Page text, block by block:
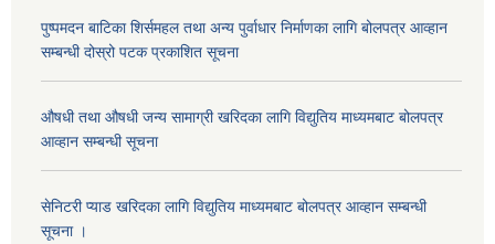
पुष्पमदन बाटिका शिर्समहल तथा अन्य पुर्वाधार निर्माणका लागि बोलपत्र आव्हान
सम्बन्धी दोस्रो पटक प्रकाशित सूचना
औषधी तथा औषधी जन्य सामाग्री खरिदका लागि विद्युतिय माध्यमबाट बोलपत्र
आव्हान सम्बन्धी सूचना
सेनिटरी प्याड खरिदका लागि विद्युतिय माध्यमबाट बोलपत्र आव्हान सम्बन्धी
सूचना ।